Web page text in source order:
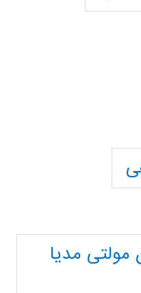
مولتی مدیا